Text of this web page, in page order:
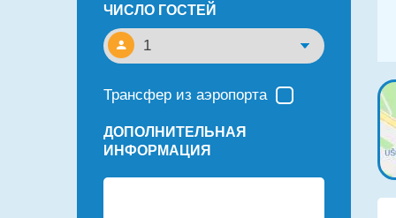
ЧИСЛО ГОСТЕЙ
Трансфер из аэропорта
ДОПОЛНИТЕЛЬНАЯ
ИНФОРМАЦИЯ